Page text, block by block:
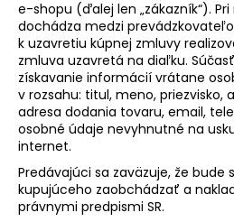
e-shopu (ďalej len „zákazník“).
dochádza medzi
k uzavretiu kúpnej zmluvy
zmluva uzavretá na diaľku.
získavanie informácií vrátane
v rozsahu: titul, meno, priezvisko,
adresa dodania tovaru, email,
osobné údaje nevyhnutné na
internet.
Predávajúci sa zaväzuje, že bude
kupujúceho zaobchádzať a
právnymi predpismi SR.
O
d
p
o
r
ú
č
a
m